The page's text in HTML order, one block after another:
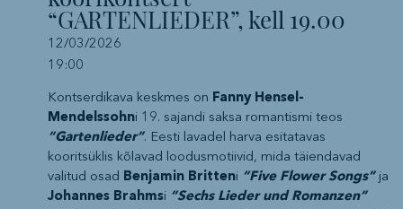
“GARTENLIEDER”, kell 19.00
12/03/2026
19:00
Kontserdikava keskmes on Fanny Hensel-
Mendelssohni 19. sajandi saksa romantismi teos
“Gartenlieder”. Eesti lavadel harva esitatavas
kooritsüklis kõlavad loodusmotiivid, mida täiendavad
valitud osad Benjamin Britteni “Five Flower Songs”ja
Johannes Brahmsi “Sechs Lieder und Romanzen”